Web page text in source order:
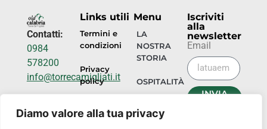
Diamo valore alla tua privacy
Contatti:
0984
578200
info@torrecamigliati.it
Camigliati,
Links utili
Termini e
condizioni
Privacy
policy
Menu
LA
NOSTRA
STORIA
OSPITALITÀ
Iscriviti
alla
newsletter
Email
INVIA